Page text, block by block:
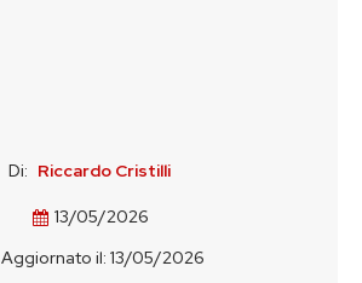
Di: Riccardo Cristilli
13/05/2026
Aggiornato il: 13/05/2026